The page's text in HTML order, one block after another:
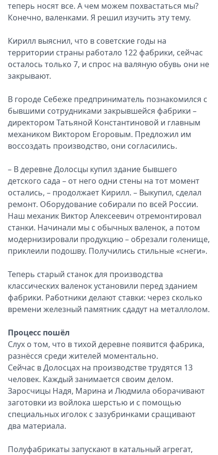
теперь носят все. А чем можем похвастаться мы?
Конечно, валенками. Я решил изучить эту тему.
Кирилл выяснил, что в советские годы на
территории страны работало 122 фабрики, сейчас
осталось только 7, и спрос на валяную обувь они не
закрывают.
В городе Себеже предприниматель познакомился с
бывшими сотрудниками закрывшейся фабрики –
директором Татьяной Константиновой и главным
механиком Виктором Егоровым. Предложил им
воссоздать производство, они согласились.
– В деревне Долосцы купил здание бывшего
детского сада – от него одни стены на тот момент
остались, – продолжает Кирилл. – Выкупил, сделал
ремонт. Оборудование собирали по всей России.
Наш механик Виктор Алексеевич отремонтировал
станки. Начинали мы с обычных валенок, а потом
модернизировали продукцию – обрезали голенище,
приклеили подошву. Получились стильные «снеги».
Теперь старый станок для производства
классических валенок установили перед зданием
фабрики. Работники делают ставки: через сколько
времени железный памятник сдадут на металлолом.
Процесс пошёл
Слух о том, что в тихой деревне появится фабрика,
разнёсся среди жителей моментально.
Сейчас в Долосцах на производстве трудятся 13
человек. Каждый занимается своим делом.
Заросчицы Надя, Марина и Людмила оборачивают
заготовки из войлока шерстью и с помощью
специальных иголок с зазубринками сращивают
два материала.
Полуфабрикаты запускают в катальный агрегат,